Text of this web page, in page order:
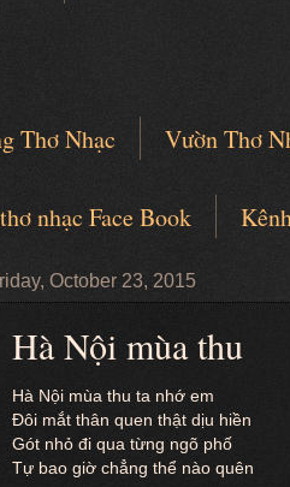
Thơ Nhạc Vườn Thơ
nhạc Face Book
October 23, 2015
Hà Nội mùa thu
Hà Nội mùa thu ta nhớ em
Đôi mắt thân quen thật dịu hiền
Gót nhỏ đi qua từng ngõ phố
Tự bao giờ chẳng thể nào quên